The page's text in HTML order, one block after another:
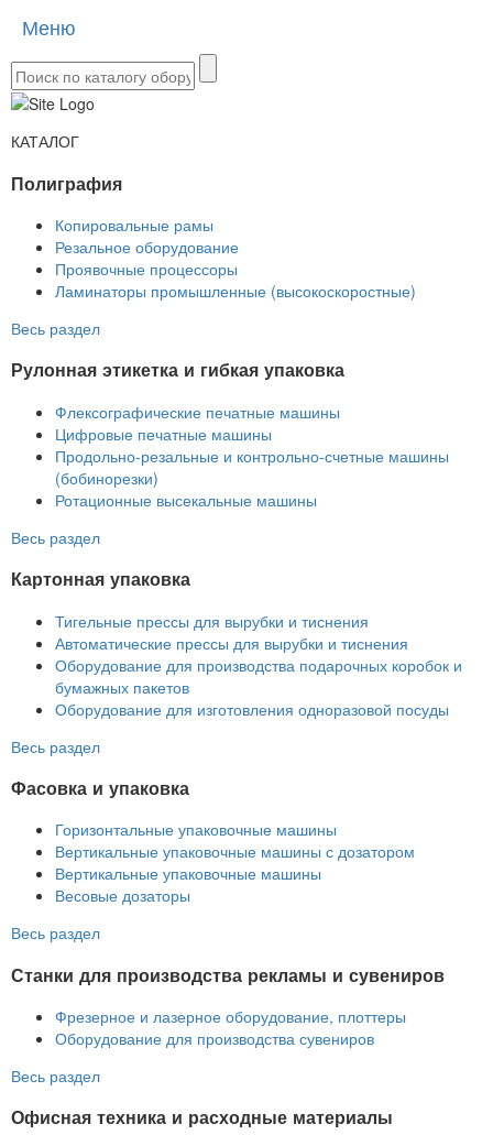
Меню
КАТАЛОГ
Полиграфия
Копировальные рамы
Резальное оборудование
Проявочные процессоры
Ламинаторы промышленные (высокоскоростные)
Весь раздел
Рулонная этикетка и гибкая упаковка
Флексографические печатные машины
Цифровые печатные машины
Продольно-резальные и контрольно-счетные машины
(бобинорезки)
Ротационные высекальные машины
Весь раздел
Картонная упаковка
Тигельные прессы для вырубки и тиснения
Автоматические прессы для вырубки и тиснения
Оборудование для производства подарочных коробок и
бумажных пакетов
Оборудование для изготовления одноразовой посуды
Весь раздел
Фасовка и упаковка
Горизонтальные упаковочные машины
Вертикальные упаковочные машины с дозатором
Вертикальные упаковочные машины
Весовые дозаторы
Весь раздел
Станки для производства рекламы и сувениров
Фрезерное и лазерное оборудование, плоттеры
Оборудование для производства сувениров
Весь раздел
Офисная техника и расходные материалы